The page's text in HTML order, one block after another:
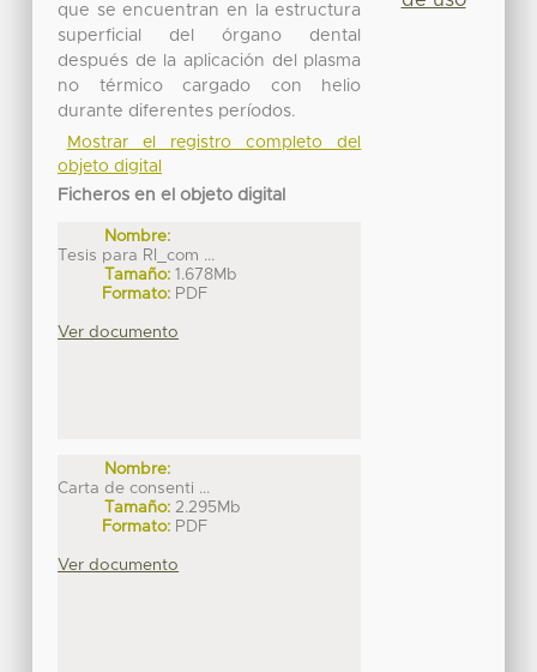
que se encuentran en la estructura
superficial del órgano dental
después de la aplicación del plasma
no térmico cargado con helio
durante diferentes períodos.
Mostrar el registro completo del
objeto digital
Ficheros en el objeto digital
Nombre:
Tesis para RI_com ...
Tamaño: 1.678Mb
Formato: PDF
Ver documento
Nombre:
Carta de consenti ...
Tamaño: 2.295Mb
Formato: PDF
Ver documento